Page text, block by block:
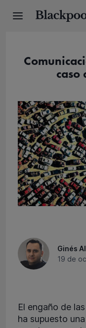
caso
Ginés
19 de
El engaño de
ha supuesto